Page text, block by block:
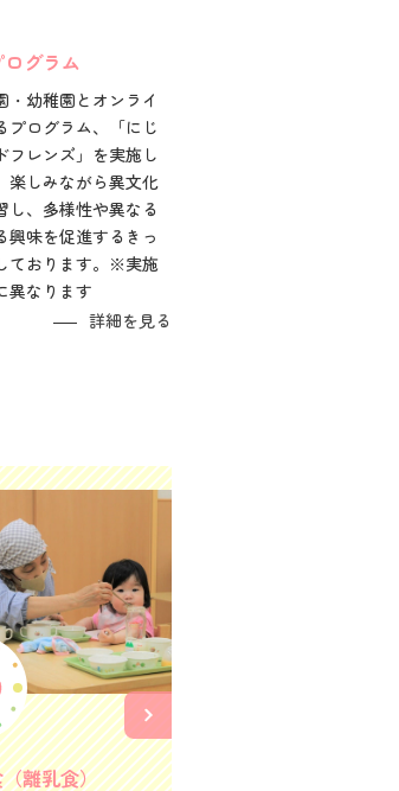
グラム
・幼稚園とオンライ
プログラム、「にじ
フレンズ」を実施し
楽しみながら異文化
し、多様性や異なる
興味を促進するきっ
ております。※実施
異なります
詳細を見る
離乳食）